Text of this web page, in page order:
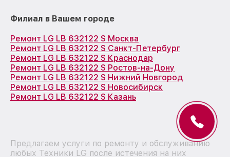
Филиал в Вашем городе
Ремонт LG LB 632122 S Москва
Ремонт LG LB 632122 S Санкт-Петербург
Ремонт LG LB 632122 S Краснодар
Ремонт LG LB 632122 S Ростов-на-Дону
Ремонт LG LB 632122 S Нижний Новгород
Ремонт LG LB 632122 S Новосибирск
Ремонт LG LB 632122 S Казань
Предлагаем услуги по ремонту и обслуживанию
любых Техники LG после истечения на них